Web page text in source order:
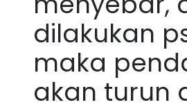
dilakukan
maka
akan turun